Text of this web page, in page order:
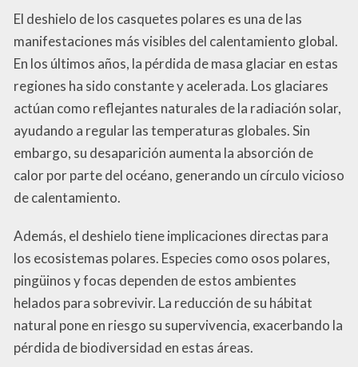
El deshielo de los casquetes polares es una de las
manifestaciones más visibles del calentamiento global.
En los últimos años, la pérdida de masa glaciar en estas
regiones ha sido constante y acelerada. Los glaciares
actúan como reflejantes naturales de la radiación solar,
ayudando a regular las temperaturas globales. Sin
embargo, su desaparición aumenta la absorción de
calor por parte del océano, generando un círculo vicioso
de calentamiento.
Además, el deshielo tiene implicaciones directas para
los ecosistemas polares. Especies como osos polares,
pingüinos y focas dependen de estos ambientes
helados para sobrevivir. La reducción de su hábitat
natural pone en riesgo su supervivencia, exacerbando la
pérdida de biodiversidad en estas áreas.